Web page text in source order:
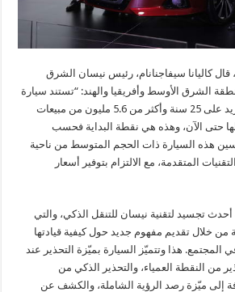
قال كاليانا سيفاجنانام، رئيس نيسان الشرق
الشرق الأوسط وأفريقيا والهند: “تستند سيارة
ألتيما الجديدة إلى تاريخ يزيد على 25 سنة وأكثر من 5.6 مليون من مبيعات
حتى الآن، وهذه هي نقطة البداية فحسب
هذه السيارة ذات الحجم المتوسط ​​من ناحية
المتقدمة، مع الالتزام بتوفير أسعار
أحدث تجسيد لتقنية نيسان للتنقل الذكي، والتي
من خلال تقديم مفهوم جديد حول كيفية قيادتها
المجتمع. هذا وتتميّز السيارة بميّزة التحذير عند
من النقطة العمياء، والتحذير الذكي من
إلى ميّزة رصد الرؤية الشاملة، والكشف عن